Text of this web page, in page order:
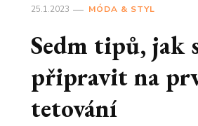
25.1.2023 MÓDA & STYL
Sedm tipů, jak
připravit na
tetování